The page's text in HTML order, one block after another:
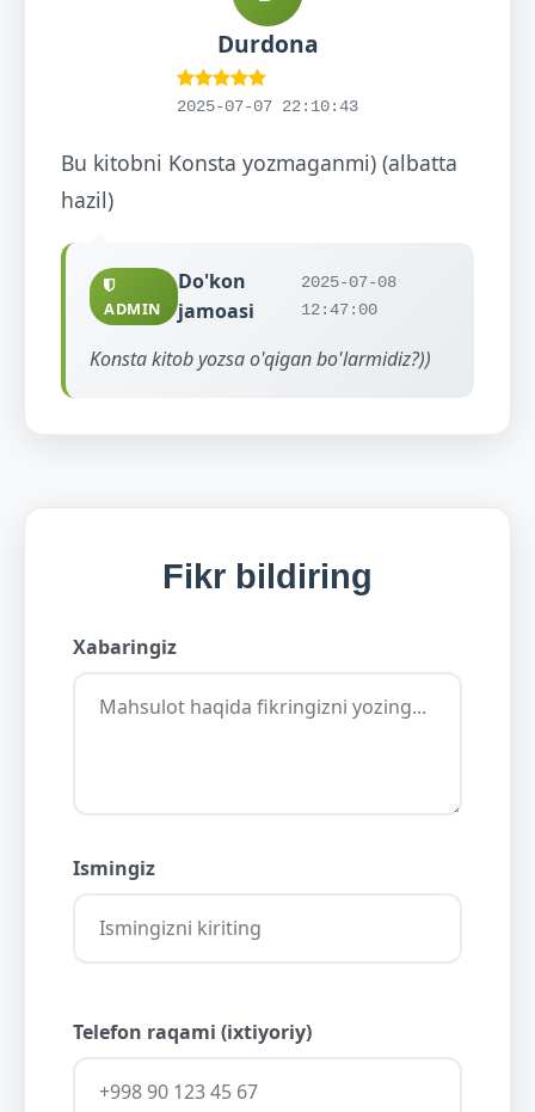
Durdona
2025-07-07 22:10:43
Bu kitobni Konsta yozmaganmi) (albatta
hazil)
ADMIN
Do'kon
jamoasi
2025-07-08
12:47:00
Konsta kitob yozsa o'qigan bo'larmidiz?))
Fikr bildiring
Xabaringiz
Ismingiz
Telefon raqami (ixtiyoriy)